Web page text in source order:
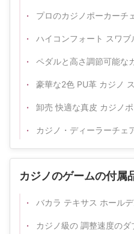
プロのカジノポーカーチェア
ハイコンフォート スワブル カジノゲ
ペダルと高さ調節可能なカスタ
豪華な2色 PU革 カジノ
卸売 快適な真皮 カジノポーカーチェア 足
カジノ・ディーラーチェア プレミアム・
カジノのゲームの付属
バカラ テキサス ホールデム ゲーム用の速度調
カジノ級の 調整速度のダブ